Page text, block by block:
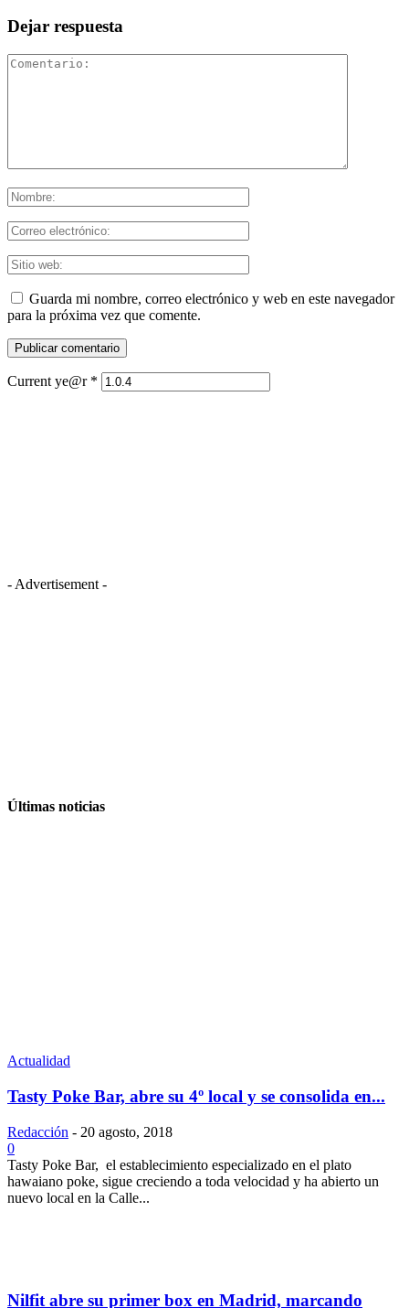
Dejar respuesta
Guarda mi nombre, correo electrónico y web en este navegador
para la próxima vez que comente.
Current ye@r *
- Advertisement -
Últimas noticias
Actualidad
Tasty Poke Bar, abre su 4º local y se consolida en...
Redacción - 20 agosto, 2018
0
Tasty Poke Bar, el establecimiento especializado en el plato
hawaiano poke, sigue creciendo a toda velocidad y ha abierto un
nuevo local en la Calle...
Nilfit abre su primer box en Madrid, marcando